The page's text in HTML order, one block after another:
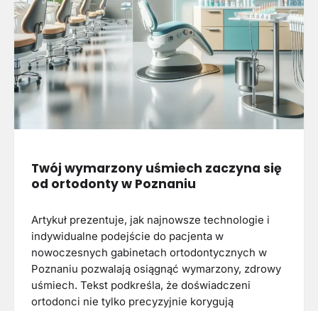
Twój wymarzony uśmiech zaczyna się
od ortodonty w Poznaniu
Artykuł prezentuje, jak najnowsze technologie i
indywidualne podejście do pacjenta w
nowoczesnych gabinetach ortodontycznych w
Poznaniu pozwalają osiągnąć wymarzony, zdrowy
uśmiech. Tekst podkreśla, że doświadczeni
ortodonci nie tylko precyzyjnie korygują